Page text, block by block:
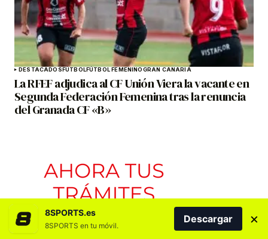
DESTACADOSFÚTBOLFÚTBOL FEMENINOGRAN CANARIA
La RFEF adjudica al CF Unión Viera la vacante en
Segunda Federación Femenina tras la renuncia
del Granada CF «B»
8SPORTS.es
8SPORTS en tu móvil.
Descargar ×